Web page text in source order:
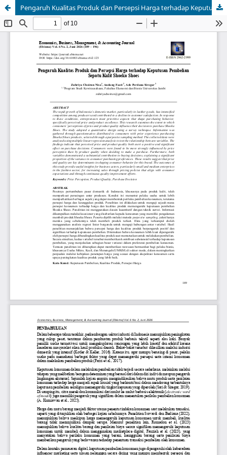
Pengaruh Kualitas Produk dan Persepsi Harga terhadap Keputusan Pembelian Sepatu Kulit Shoeka Shoes